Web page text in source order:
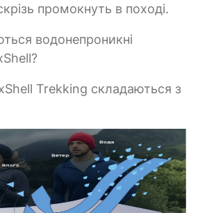
промокнуть в поході.
водонепроникні
Trekking складаються з